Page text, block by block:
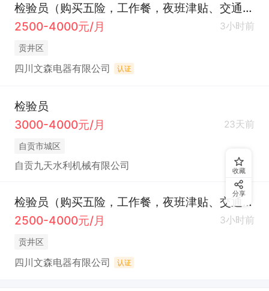
检验员（购买五险，工作餐，夜班津贴、交通补助）
2500-4000元/月
3小时前
贡井区
四川文森电器有限公司 认证
检验员
3000-4000元/月
23天前
自贡市城区
自贡九天水利机械有限公司
检验员（购买五险，工作餐，夜班津贴、交通补助）
2500-4000元/月
3小时前
贡井区
四川文森电器有限公司 认证
收藏
分享